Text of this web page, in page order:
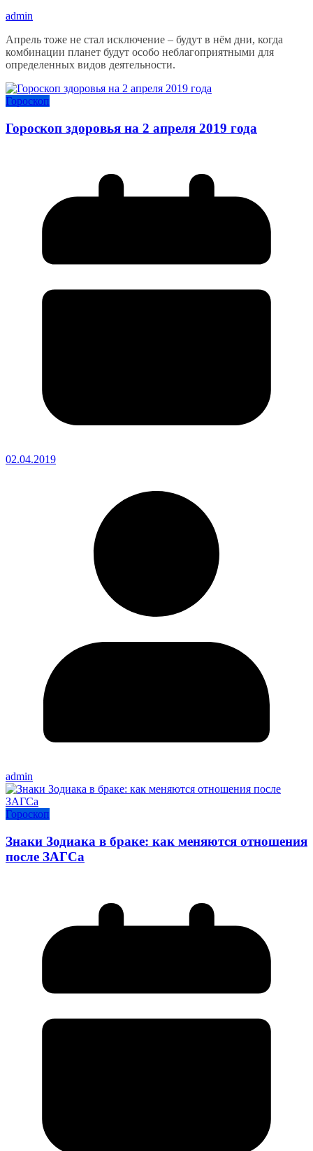
admin
Апрель тоже не стал исключение – будут в нём дни, когда
комбинации планет будут особо неблагоприятными для
определенных видов деятельности.
Гороскоп
Гороскоп здоровья на 2 апреля 2019 года
02.04.2019
admin
Гороскоп
Знаки Зодиака в браке: как меняются отношения
после ЗАГСа